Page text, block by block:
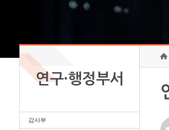
연구·행정부서
감사부